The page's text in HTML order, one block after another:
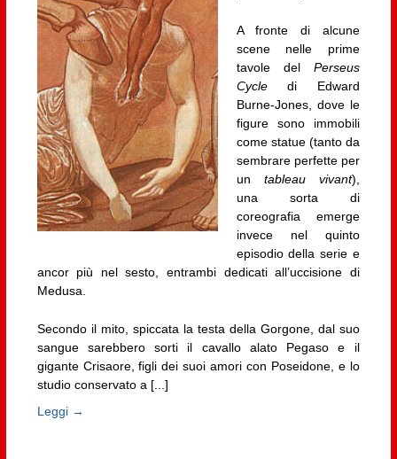
A fronte di alcune
scene nelle prime
tavole del Perseus
Cycledi Edward
Burne-Jones, dove le
figure sono immobili
come statue (tanto da
sembrare perfette per
un tableau vivant),
una sorta di
coreografia emerge
invece nel quinto
episodio della serie e
ancor più nel sesto, entrambi dedicati all’uccisione di
Medusa.
Secondo il mito, spiccata la testa della Gorgone, dal suo
sangue sarebbero sorti il cavallo alato Pegaso e il
gigante Crisaore, figli dei suoi amori con Poseidone, e lo
studio conservato a [...]
Leggi →